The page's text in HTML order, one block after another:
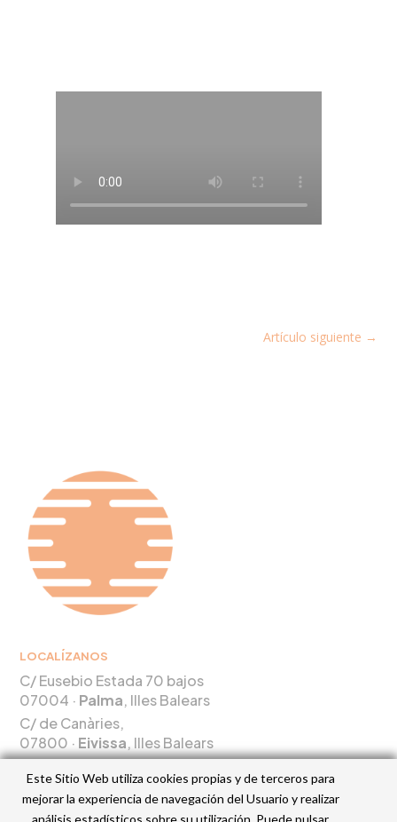
Artículo siguiente →
LOCALÍZANOS
C/ Eusebio Estada 70 bajos
07004 · Palma, Illes Balears
C/ de Canàries,
07800 · Eivissa, Illes Balears
CONTÁCTANOS
Tel.+34 600 48 34 44
Este Sitio Web utiliza cookies propias y de terceros para
mejorar la experiencia de navegación del Usuario y realizar
análisis estadísticos sobre su utilización. Puede pulsar